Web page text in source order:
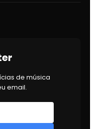
de música
email.